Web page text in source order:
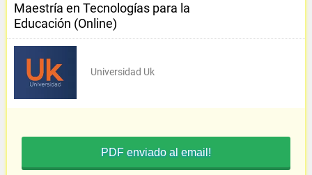
Maestría en Tecnologías para la
Educación (Online)
Universidad Uk
PDF enviado al email!